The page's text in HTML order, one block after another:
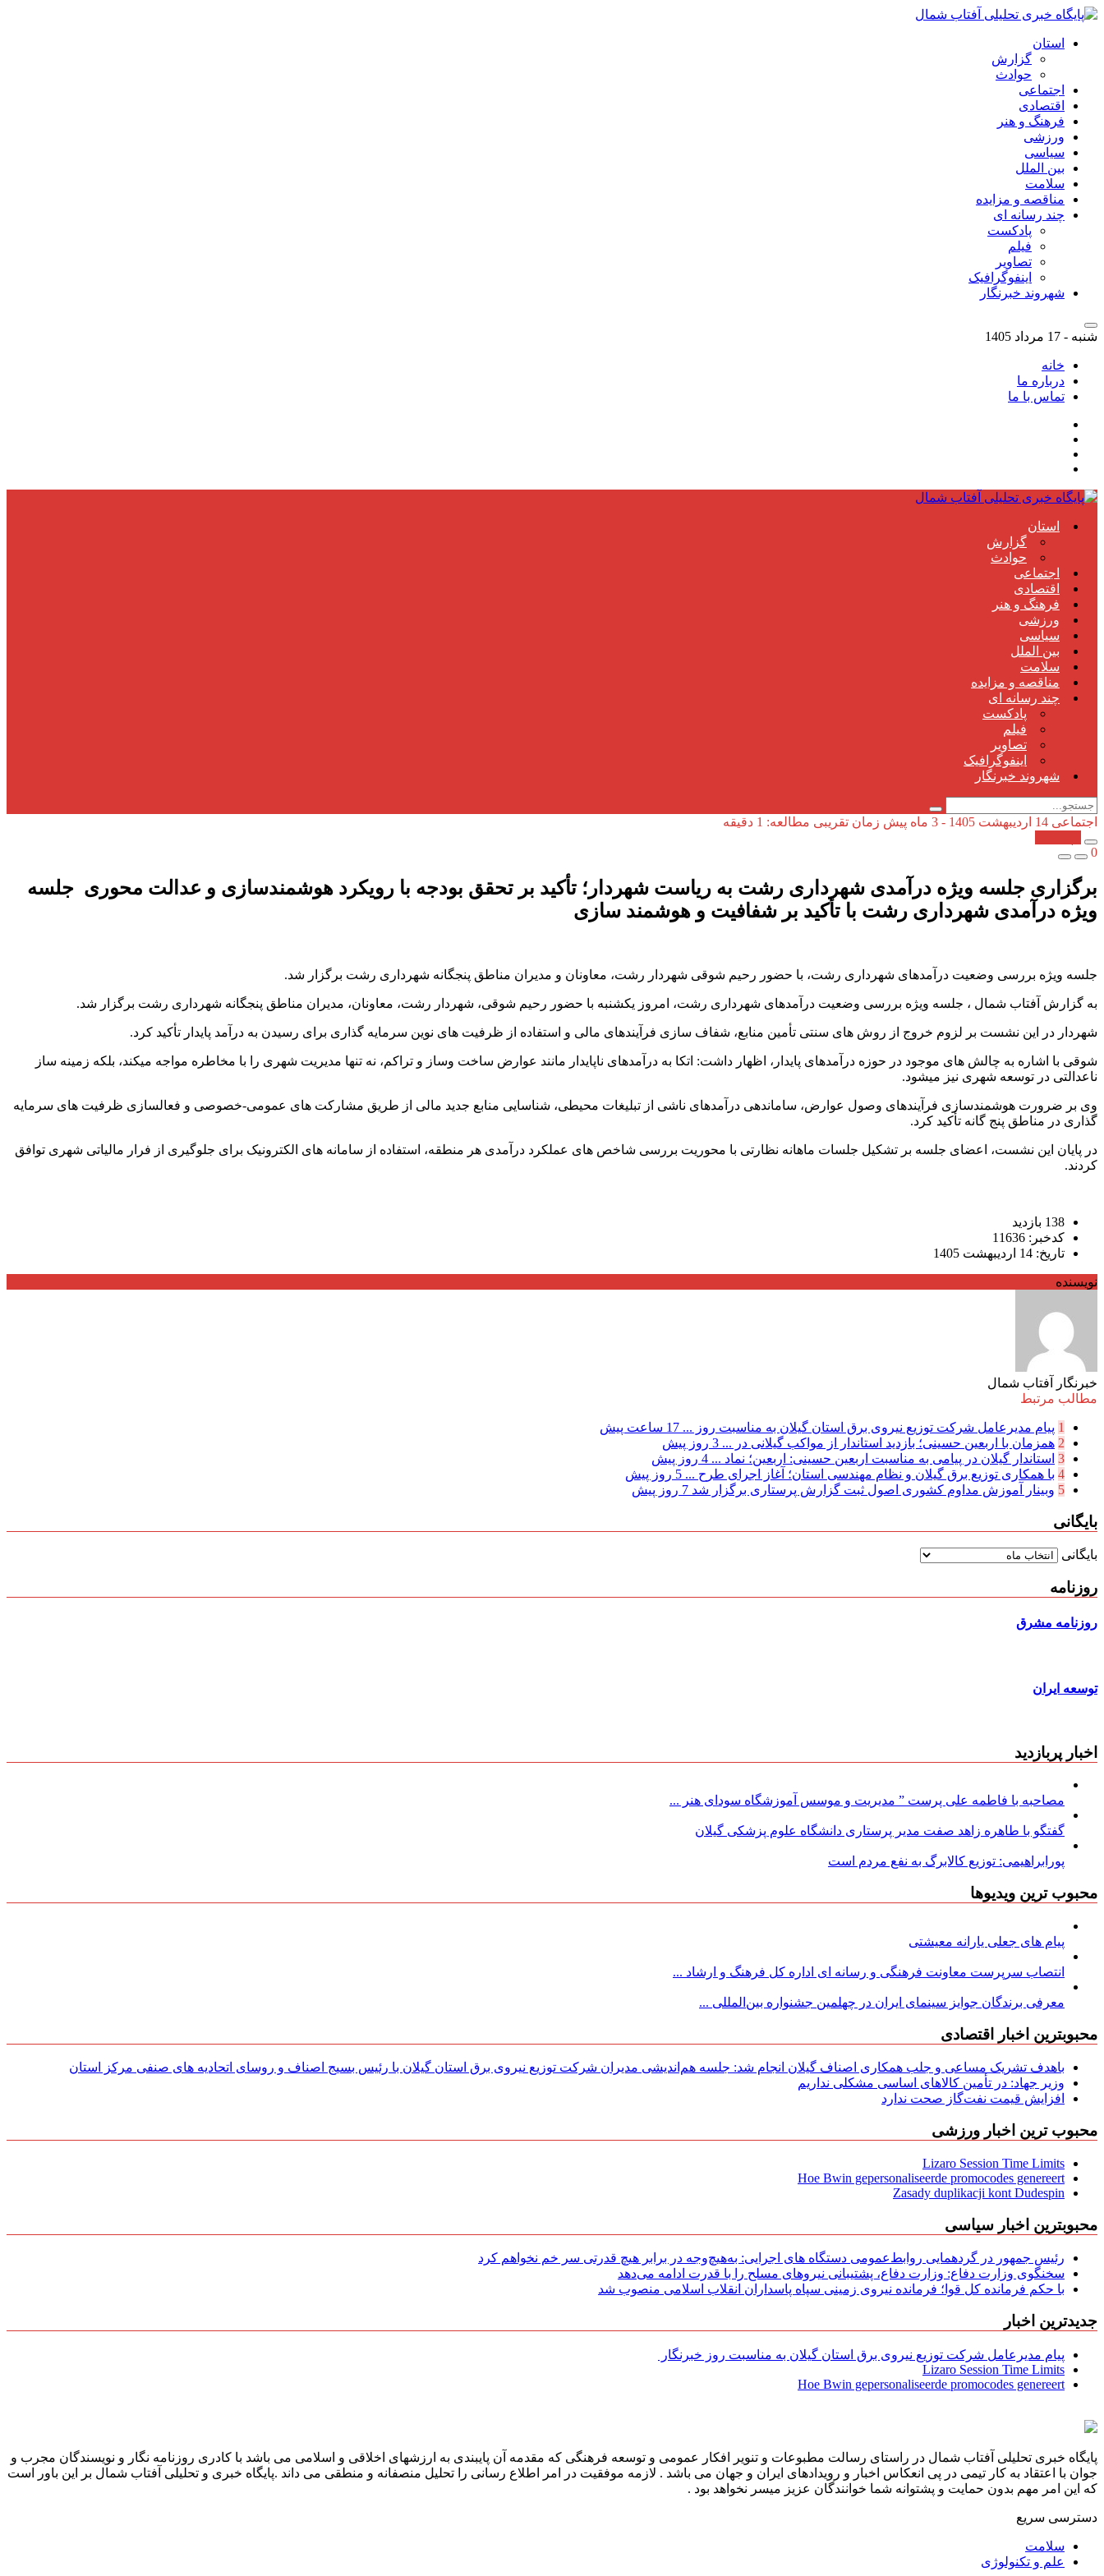
استان
گزارش
حوادث
اجتماعی
اقتصادی
فرهنگ و هنر
ورزشی
سیاسی
بین الملل
سلامت
مناقصه و مزایده
چند رسانه ای
پادکست
فیلم
تصاویر
اینفوگرافیک
شهروند خبرنگار
شنبه - 17 مرداد 1405
خانه
درباره ما
تماس با ما
استان
گزارش
حوادث
اجتماعی
اقتصادی
فرهنگ و هنر
ورزشی
سیاسی
بین الملل
سلامت
مناقصه و مزایده
چند رسانه ای
پادکست
فیلم
تصاویر
اینفوگرافیک
شهروند خبرنگار
اجتماعی 14 اردیبهشت 1405 - 3 ماه پیش
زمان تقریبی مطالعه: 1 دقیقه
0
برگزاری جلسه ویژه درآمدی شهرداری رشت به ریاست شهردار؛ تأکید بر تحقق بودجه با رویکرد هوشمندسازی و عدالت محوری ‌ جلسه
ویژه درآمدی شهرداری رشت با تأکید بر شفافیت و هوشمند سازی
جلسه ویژه بررسی وضعیت درآمدهای شهرداری رشت، با حضور رحیم شوقی شهردار رشت، معاونان و مدیران مناطق پنجگانه شهرداری رشت برگزار شد.
‌به گزارش آفتاب شمال ، جلسه ویژه بررسی وضعیت درآمدهای شهرداری رشت، امروز یکشنبه با حضور رحیم شوقی، شهردار رشت، معاونان، مدیران مناطق پنجگانه شهرداری رشت برگزار شد.
‌شهردار در این نشست بر لزوم خروج از روش های سنتی تأمین منابع، شفاف سازی فرآیندهای مالی و استفاده از ظرفیت های نوین سرمایه گذاری برای رسیدن به درآمد پایدار تأکید کرد.
‌شوقی با اشاره به چالش های موجود در حوزه درآمدهای پایدار، اظهار داشت: اتکا به درآمدهای ناپایدار مانند عوارض ساخت وساز و تراکم، نه تنها مدیریت شهری را با مخاطره مواجه میکند، بلکه زمینه ساز
ناعدالتی در توسعه شهری نیز میشود.
‌وی بر ضرورت هوشمندسازی فرآیندهای وصول عوارض، ساماندهی درآمدهای ناشی از تبلیغات محیطی، شناسایی منابع جدید مالی از طریق مشارکت های عمومی-خصوصی و فعالسازی ظرفیت های سرمایه
گذاری در مناطق پنج گانه تأکید کرد.
‌در پایان این نشست، اعضای جلسه بر تشکیل جلسات ماهانه نظارتی با محوریت بررسی شاخص های عملکرد درآمدی هر منطقه، استفاده از سامانه های الکترونیک برای جلوگیری از فرار مالیاتی شهری توافق
کردند.
138 بازدید
کدخبر: 11636
تاریخ: 14 اردیبهشت 1405
نویسنده
خبرنگار آفتاب شمال
مطالب مرتبط
1 پیام مدیرعامل شركت توزیع نیروی برق استان گیلان به مناسبت روز ... 17 ساعت پیش
2 همزمان با اربعین حسینی؛ بازدید استاندار از مواکب گیلانی در ... 3 روز پیش
3 استاندار گیلان در پیامی به مناسبت اربعین حسینی: اربعین؛ نماد ... 4 روز پیش
4 با همکاری توزیع برق گیلان و نظام مهندسی استان؛ آغاز اجرای طرح ... 5 روز پیش
5 وبینار آموزش مداوم کشوری اصول ثبت گزارش پرستاری برگزار شد 7 روز پیش
بایگانی
بایگانی
روزنامه
روزنامه مشرق
توسعه ایران
اخبار پربازدید
مصاحبه با فاطمه علی پرست ” مدیریت و موسس آموزشگاه سودای هنر ...
گفتگو با طاهره زاهد صفت مدیر پرستاری دانشگاه علوم پزشکی گیلان
پورابراهیمی: توزیع کالابرگ به نفع مردم است
محبوب ترین ویدیوها
پیام های جعلی یارانه معیشتی
انتصاب سرپرست معاونت فرهنگی و رسانه ای اداره کل فرهنگ و ارشاد ...
معرفی برندگان جوایز سینمای ایران در چهلمین جشنواره بین‌المللی ...
محبوبترین اخبار اقتصادی
باهدف تشریک مساعی و جلب همکاری اصناف گیلان انجام شد: جلسه هم‌اندیشی مدیران شركت توزیع نیروی برق استان گیلان با رئیس بسیج اصناف و روسای اتحادیه های صنفی مركز استان
وزیر جهاد: در تأمین کالاهای اساسی مشکلی نداریم
افزایش قیمت نفت‌گاز صحت ندارد
محبوب ترین اخبار ورزشی
Lizaro Session Time Limits
Hoe Bwin gepersonaliseerde promocodes genereert
Zasady duplikacji kont Dudespin
محبوبترین اخبار سیاسی
رئیس جمهور در گردهمایی روابط‌عمومی دستگاه های اجرایی: به‌هیچ‌وجه در برابر هیچ قدرتی سر خم نخواهم کرد
سخنگوی وزارت دفاع: وزارت دفاع، پشتیبانی نیرو‌های مسلح را با قدرت ادامه می‌دهد
با حکم فرمانده کل قوا؛ فرمانده نیروی زمینی سپاه پاسداران انقلاب اسلامی منصوب شد
جدیدترین اخبار
پیام مدیرعامل شركت توزیع نیروی برق استان گیلان به مناسبت روز خبرنگار ‌
Lizaro Session Time Limits
Hoe Bwin gepersonaliseerde promocodes genereert
پایگاه خبری تحلیلی آفتاب شمال در راستای رسالت مطبوعات و تنویر افکار عمومی و توسعه فرهنگی که مقدمه آن پایبندی به ارزشهای اخلاقی و اسلامی می باشد با کادری روزنامه نگار و نویسندگان مجرب و
جوان با اعتقاد به کار تیمی در پی انعکاس اخبار و رویدادهای ایران و جهان می باشد . لازمه موفقیت در امر اطلاع رسانی را تحلیل منصفانه و منطقی می داند .پایگاه خبری و تحلیلی آفتاب شمال بر این باور است
که این امر مهم بدون حمایت و پشتوانه شما خوانندگان عزیز میسر نخواهد بود .
دسترسی سریع
سلامت
علم و تکنولوژی